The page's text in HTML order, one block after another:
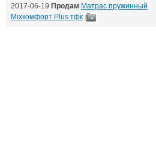
2017-06-19 Продам Матрас пружинный
Mixкомфорт Plus тфк